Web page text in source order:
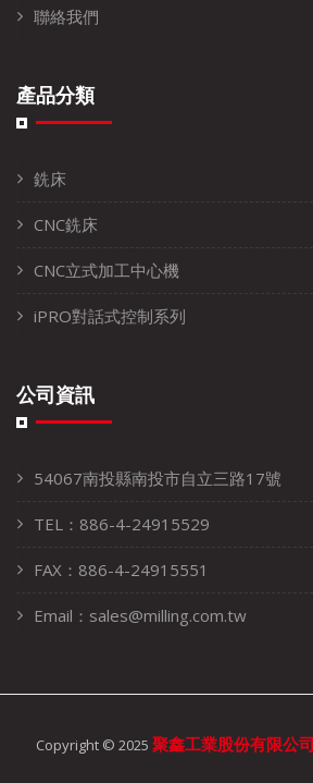
聯絡我們
產品分類
銑床
CNC銑床
CNC立式加工中心機
iPRO對話式控制系列
公司資訊
54067南投縣南投市自立三路17號
TEL：886-4-24915529
FAX：886-4-24915551
Email：sales@milling.com.tw
Copyright © 2025 聚鑫工業股份有限公司